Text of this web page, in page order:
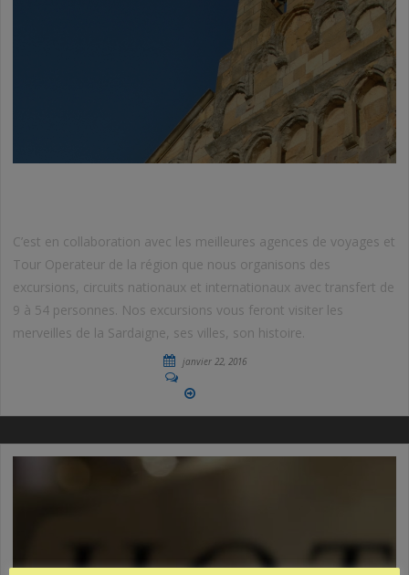
C’est en collaboration avec les meilleures agences de voyages et
Tour Operateur de la région que nous organisons des
excursions, circuits nationaux et internationaux avec transfert de
9 à 54 personnes. Nos excursions vous feront visiter les
merveilles de la Sardaigne, ses villes, son histoire.
janvier 22, 2016